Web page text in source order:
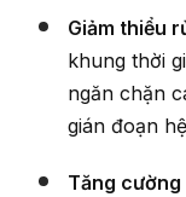
Giảm thiểu
khung thời
ngăn chặn
gián đoạn
Tăng cường